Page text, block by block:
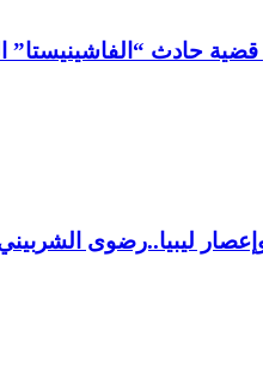
حادث “الفاشينيستا”
ليبيا..رضوى الشربيني